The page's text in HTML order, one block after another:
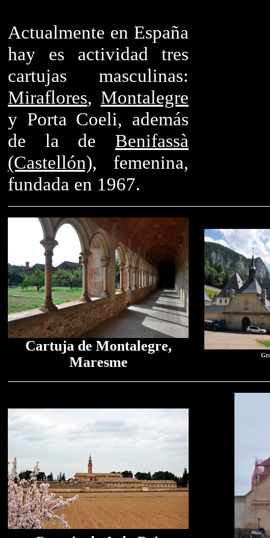
Actualmente en España
hay es actividad tres
cartujas masculinas:
Miraflores, Montalegre
y Porta Coeli, además
de la de Benifassà
(Castellón), femenina,
fundada en 1967.
Cartuja de Montalegre,
Maresme